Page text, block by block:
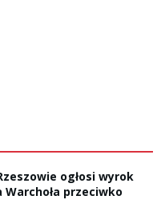
ogłosi wyrok
przeciwko